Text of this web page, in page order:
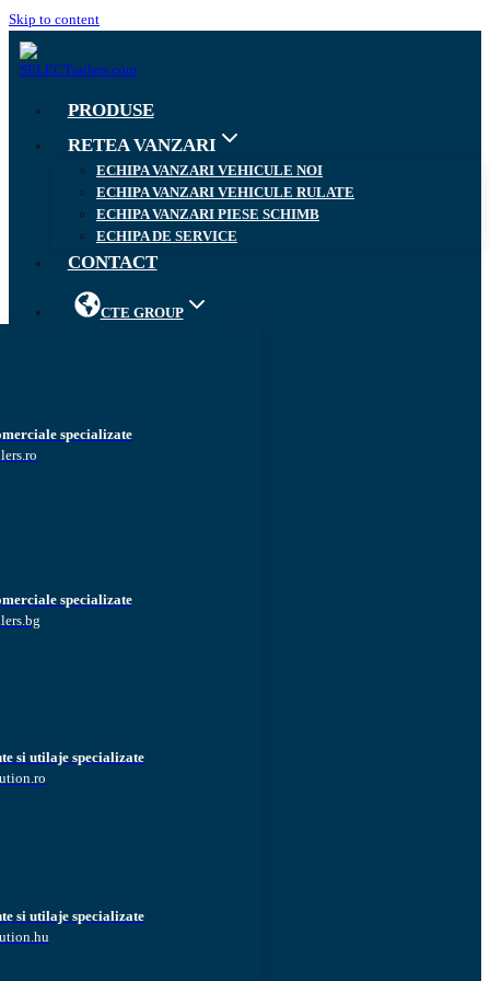
Skip to content
PRODUSE
RETEA VANZARI
ECHIPA VANZARI VEHICULE NOI
ECHIPA VANZARI VEHICULE RULATE
ECHIPA VANZARI PIESE SCHIMB
ECHIPA DE SERVICE
CONTACT
CTE GROUP
specializate
specializate
si utilaje specializate
si utilaje specializate